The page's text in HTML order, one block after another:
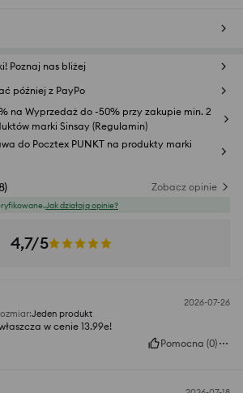
Poznaj nas bliżej
później z PayPo
na Wyprzedaż do -50% przy zakupie min. 2
marki Sinsay (Regulamin)
do Pocztex PUNKT na produkty marki
) Zobacz opinie
Jak działają opinie?
4,7/5
2026-07-26
:Jeden produkt
w cenie 13.99e!
Pomocna (0)